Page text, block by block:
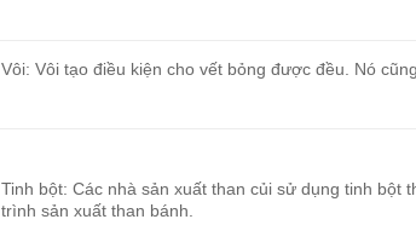
Vôi: Vôi tạo điều kiện cho vết bỏng được đều. Nó
Tinh bột: Các nhà sản xuất than củi sử dụng tinh bột
trình sản xuất than bánh.